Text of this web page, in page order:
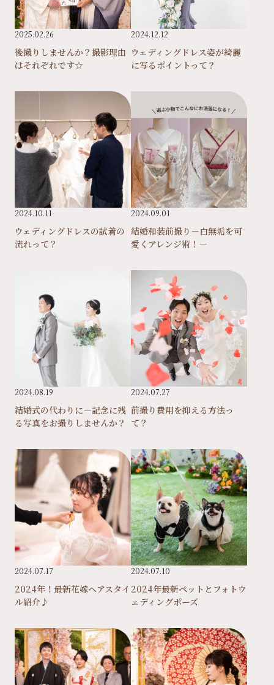
2025.02.26
後撮りしませんか？撮影理由
はそれぞれです☆
2024.12.12
ウェディングドレス姿が綺麗
に写るポイントって？
2024.10.11
ウェディングドレスの試着の
流れって？
2024.09.01
結婚和装前撮り－白無垢を可
愛くアレンジ術！－
2024.08.19
結婚式の代わりに－記念に残
る写真をお撮りしませんか？
2024.07.27
前撮り費用を抑える方法っ
て？
2024.07.17
2024年！最新花嫁ヘアスタイ
ル紹介♪
2024.07.10
2024年最新ペットとフォトウ
ェディングポーズ